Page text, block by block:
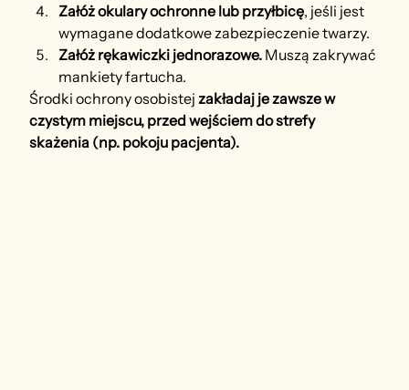
Załóż okulary ochronne lub przyłbicę, jeśli jest
wymagane dodatkowe zabezpieczenie twarzy.
Załóż rękawiczki jednorazowe. Muszą zakrywać
mankiety fartucha.
Środki ochrony osobistej zakładaj je zawsze w
czystym miejscu, przed wejściem do strefy
skażenia (np. pokoju pacjenta).